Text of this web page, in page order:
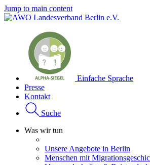
Jump to main content
Einfache Sprache
Presse
Kontakt
Suche
Was wir tun
Unsere Angebote in Berlin
Menschen mit